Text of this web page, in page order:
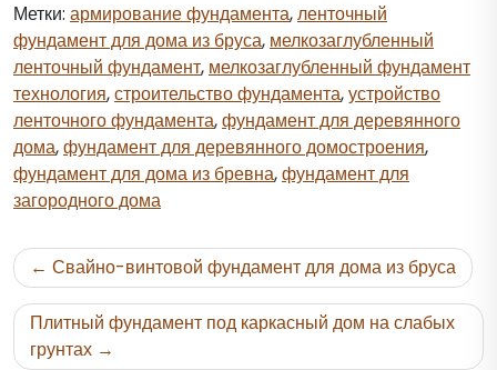
Метки: армирование фундамента,ленточный
фундамент для дома из бруса, мелкозаглубленный
ленточный фундамент, мелкозаглубленный фундамент
технология,строительство фундамента,устройство
ленточного фундамента,фундамент для деревянного
дома,фундамент для деревянного домостроения,
фундамент для дома из бревна,фундамент для
загородного дома
Навигация
по
записям
Свайно-винтовой фундамент для дома из бруса
Плитный фундамент под каркасный дом на слабых
грунтах